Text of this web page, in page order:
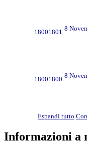
18001801 8
18001800 8
Espandi tutto
Informazioni a